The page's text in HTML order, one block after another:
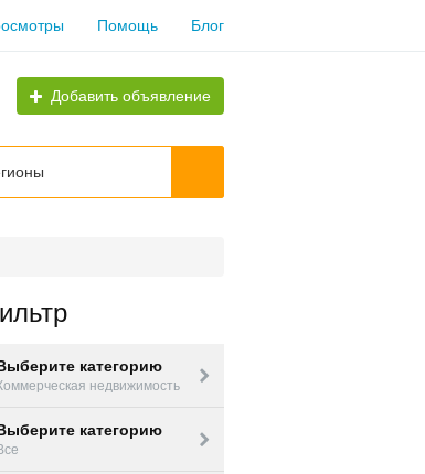
Помощь Блог
Добавить объявление
категорию
недвижимость
категорию